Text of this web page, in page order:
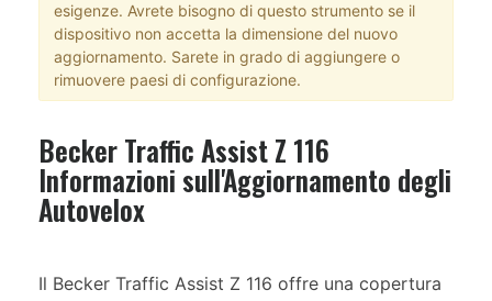
esigenze. Avrete bisogno di questo strumento se il
dispositivo non accetta la dimensione del nuovo
aggiornamento. Sarete in grado di aggiungere o
rimuovere paesi di configurazione.
Becker Traffic Assist Z 116
Informazioni sull'Aggiornamento degli
Autovelox
Il Becker Traffic Assist Z 116 offre una copertura